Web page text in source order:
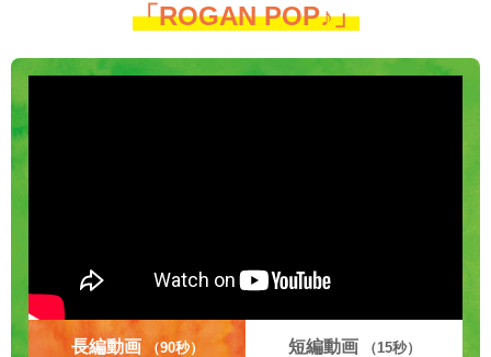
「ROGAN POP♪」
長編動画 （90秒） 短編動画 （15秒）